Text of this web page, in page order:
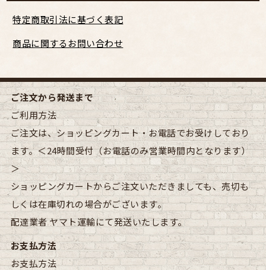
特定商取引法に基づく表記
商品に関するお問い合わせ
ご注文から発送まで
ご利用方法
ご注文は、ショッピングカート・お電話でお受けしており
ます。＜24時間受付（お電話のみ営業時間内となります）
＞
ショッピングカートからご注文いただきましても、売切も
しくは在庫切れの場合がございます。
配達業者 ヤマト運輸にて発送いたします。
お支払方法
お支払方法